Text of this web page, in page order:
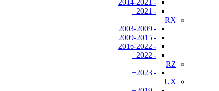
- 2014-2021
- 2021+
RX
- 2003-2009
- 2009-2015
- 2016-2022
- 2022+
RZ
- 2023+
UX